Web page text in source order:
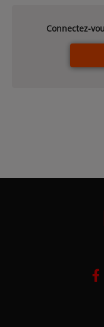
Connectez-